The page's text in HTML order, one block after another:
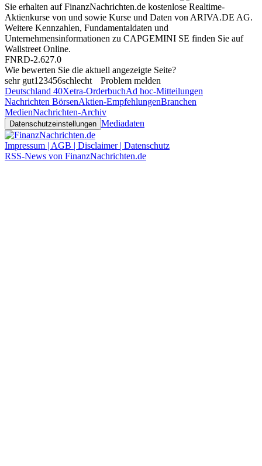
Sie erhalten auf FinanzNachrichten.de kostenlose Realtime-
Aktienkurse von und sowie Kurse und Daten von ARIVA.DE AG.
Weitere Kennzahlen, Fundamentaldaten und
Unternehmensinformationen zu CAPGEMINI SE finden Sie auf
Wallstreet Online.
FNRD-2.627.0
Wie bewerten Sie die aktuell angezeigte Seite?
sehr gut1 23456schlecht
Problem melden
Deutschland 40Xetra-OrderbuchAd hoc-Mitteilungen
Nachrichten BörsenAktien-EmpfehlungenBranchen
MedienNachrichten-Archiv
Datenschutzeinstellungen Mediadaten
Impressum | AGB | Disclaimer | Datenschutz
RSS-News von FinanzNachrichten.de